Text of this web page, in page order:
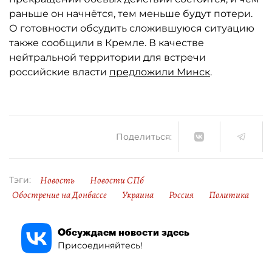
раньше он начнётся, тем меньше будут потери.
О готовности обсудить сложившуюся ситуацию
также сообщили в Кремле. В качестве
нейтральной территории для встречи
российские власти предложили Минск.
Поделиться:
Тэги: Новость
Новости СПб
Обострение на Донбассе
Украина Россия Политика
Обсуждаем новости здесь
Присоединяйтесь!